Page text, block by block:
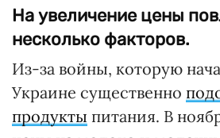
На увеличение цены
несколько факторов.
Из-за войны, которую
Украине существенно
продукты питания. В